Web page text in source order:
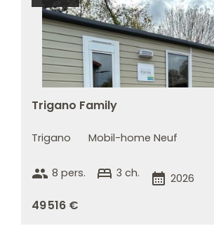
Trigano Family
Trigano Mobil-home Neuf
group 8 pers. bed 3 ch. calendar_month 2026
49 516 €